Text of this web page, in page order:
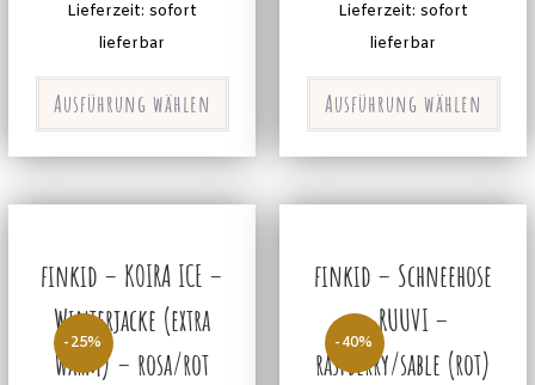
Lieferzeit: sofort
lieferbar
Ausführung wählen
Lieferzeit: sofort
lieferbar
Ausführung wählen
-25%
finkid – KOIRA ICE –
Winterjacke (extra
warm) – rosa/rot
-40%
finkid – Schneehose
– RUUVI –
raspberry/sable (rot)